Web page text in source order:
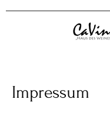
Impressum